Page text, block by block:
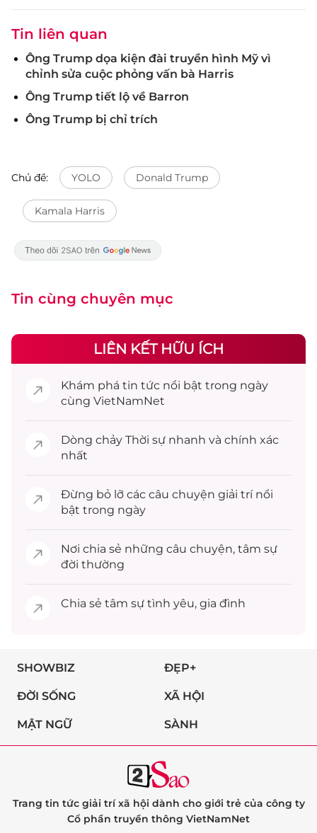
Tin liên quan
Ông Trump dọa kiện đài truyền hình Mỹ vì
chỉnh sửa cuộc phỏng vấn bà Harris
Ông Trump tiết lộ về Barron
Ông Trump bị chỉ trích
Chủ đề: YOLO Donald Trump
Kamala Harris
Tin cùng chuyên mục
LIÊN KẾT HỮU ÍCH
Khám phá tin tức nổi bật trong ngày
cùng VietNamNet
Dòng chảy Thời sự nhanh và chính xác
nhất
Đừng bỏ lỡ các câu chuyện giải trínổi
bật trong ngày
Nơi chia sẻ những câu chuyện, tâm sự
đời thường
Chia sẻ tâm sự tình yêu, gia đình
SHOWBIZ ĐẸP+
ĐỜI SỐNG XÃ HỘI
MẬT NGỮ SÀNH
Trang tin tức giải trí xã hội dành cho giới trẻ của công ty
Cổ phần truyền thông VietNamNet